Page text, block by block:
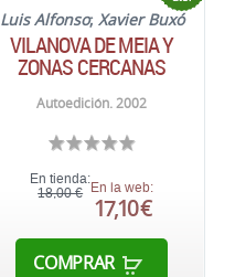
Luis Alfonso; Xavier Buxó
VILANOVA DE MEIA Y
ZONAS CERCANAS
Autoedición. 2002
En tienda:
18,00 € En la web:
17,10 €
COMPRAR